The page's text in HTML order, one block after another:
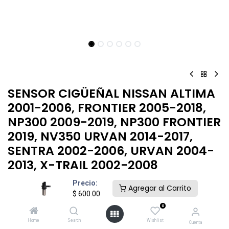
Precio:
$ 600.00
Agregar al Carrito
Home Search
0
Wishlist Cuenta
SENSOR CIGÜEÑAL​ NISSAN ALTIMA
2001-2006, FRONTIER 2005-2018,
NP300 2009-2019, NP300 FRONTIER
2019, NV350 URVAN 2014-2017,
SENTRA 2002-2006, URVAN 2004-
2013, X-TRAIL 2002-2008